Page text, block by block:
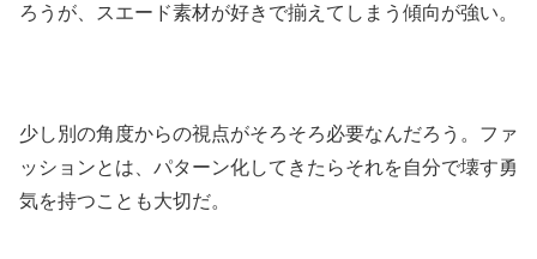
ろうが、スエード素材が好きで揃えてしまう傾向が強い。
少し別の角度からの視点がそろそろ必要なんだろう。ファ
ッションとは、パターン化してきたらそれを自分で壊す勇
気を持つことも大切だ。